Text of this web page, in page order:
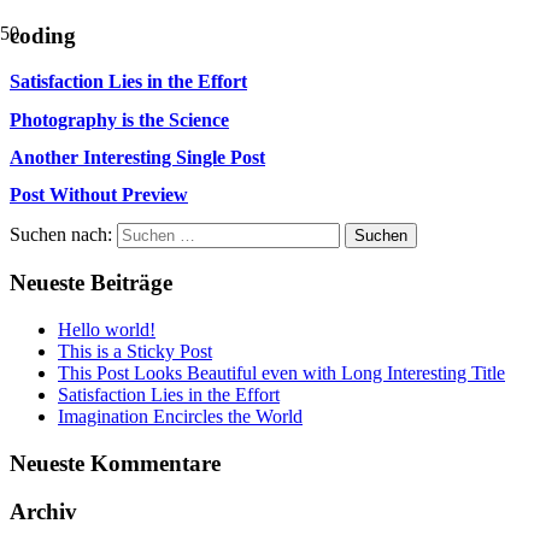
coding
Satisfaction Lies in the Effort
Photography is the Science
Another Interesting Single Post
Post Without Preview
Suchen nach:
Neueste Beiträge
Hello world!
This is a Sticky Post
This Post Looks Beautiful even with Long Interesting Title
Satisfaction Lies in the Effort
Imagination Encircles the World
Neueste Kommentare
Archiv